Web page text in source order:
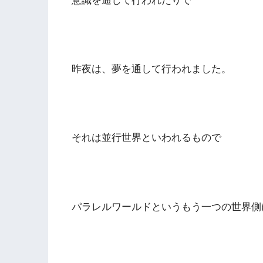
昨夜は、夢を通して行われました。
それは並行世界といわれるもので
パラレルワールドというもう一つの世界側